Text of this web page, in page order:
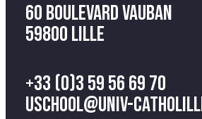
60 Boulevard Vauban
59800 Lille
+33 (0)3 59 56 69 70
uschool@univ-